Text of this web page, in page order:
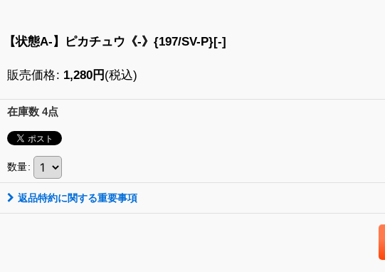
【状態A-】ピカチュウ《-》{197/SV-P}[-]
販売価格: 1,280円 (税込)
在庫数 4点
数量:
返品特約に関する重要事項